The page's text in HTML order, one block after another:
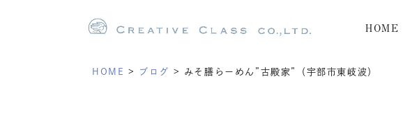
HOME
HOME > ブログ > みそ膳らーめん”古殿家”（宇部市東岐波）